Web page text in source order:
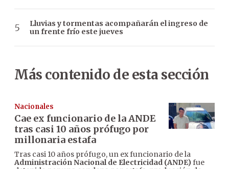
Lluvias y tormentas acompañarán el ingreso de
un frente frío este jueves
Más contenido de esta sección
Nacionales
Cae ex funcionario de la ANDE
tras casi 10 años prófugo por
millonaria estafa
Tras casi 10 años prófugo, un ex funcionario de la
Administración Nacional de Electricidad (ANDE)fue